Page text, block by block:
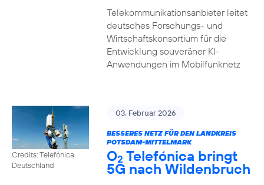
Telekommunikationsanbieter leitet
deutsches Forschungs- und
Wirtschaftskonsortium für die
Entwicklung souveräner KI-
Anwendungen im Mobilfunknetz
Credits: Telefónica
Deutschland
03. Februar 2026
BESSERES NETZ FÜR DEN LANDKREIS
POTSDAM-MITTELMARK
O2 Telefónica bringt
5G nach Wildenbruch